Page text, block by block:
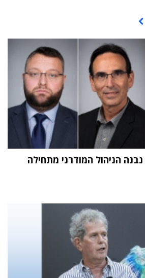
הניהול המודרני מתחילה